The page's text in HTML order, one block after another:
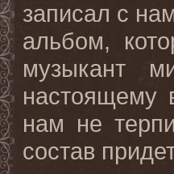
записал с
альбом,
музыкант
настоящему
нам не
состав